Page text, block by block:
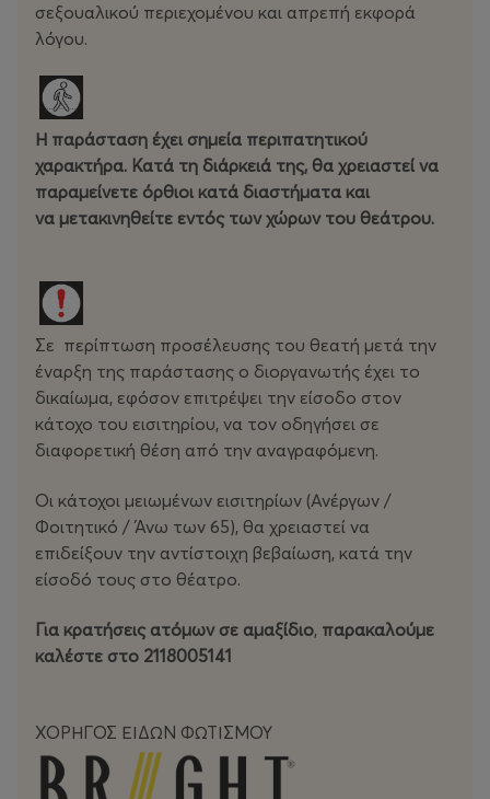
Το “FESTEN ”είναι η ιστορία μιας οικογενειακής γιορτής,
παρουσία όλης της οικογένειας καθώς και πλήθους
φίλων, για τα 60α γενέθλια του πατέρα. Όλοι τον
αγαπούν και τον σέβονται. Ή μήπως όχι;
Κατά την διάρκεια της γιορτής ο μεγαλύτερος γιος, ο
Κρίστιαν, αποκαλύπτει το μυστικό που κρύβει από την
παιδική του ηλικία και που πιθανότατα υπήρξε και ο
λόγος αυτοκτονίας της δίδυμης αδελφής του.
Από το σημείωμα του σκηνοθέτη:
«Το 1998, έναν χρόνο μετά την
ενηλικίωσή μου, είδα στον
κινηματογράφο το “Festen”. Την
πρώτη ουσιαστική και
καλλιτεχνικού κινήματος
“Dogma” σε σκηνοθεσία του
Τόμας Βίντεμπεργκ.
Σοκαρισμένος παρακολούθησα
την καινούρια αυτή αφήγηση
κινηματογραφήσει, θέλησε να μας
εμπλέξει τόσο πολύ στην ιστορία
σεξουαλικού περιεχομένου και απρεπή εκφορά
λόγου.
Η παράσταση έχει σημεία περιπατητικού
χαρακτήρα. Κατά τη διάρκειά της, θα χρειαστεί να
παραμείνετε όρθιοι κατά διαστήματα και
να μετακινηθείτε εντός των χώρων του θεάτρου.
Σε περίπτωση προσέλευσης του θεατή μετά την
έναρξη της παράστασης ο διοργανωτής έχει το
δικαίωμα, εφόσον επιτρέψει την είσοδο στον
κάτοχο του εισιτηρίου, να τον οδηγήσει σε
διαφορετική θέση από την αναγραφόμενη.
Οι κάτοχοι μειωμένων εισιτηρίων (Ανέργων /
Φοιτητικό / Άνω των 65), θα χρειαστεί να
επιδείξουν την αντίστοιχη βεβαίωση, κατά την
είσοδό τους στο θέατρο.
Για κρατήσεις ατόμων σε αμαξίδιο, παρακαλούμε
καλέστε στο 2118005141
ΧΟΡΗΓΟΣ ΕΙΔΩΝ ΦΩΤΙΣΜΟΥ